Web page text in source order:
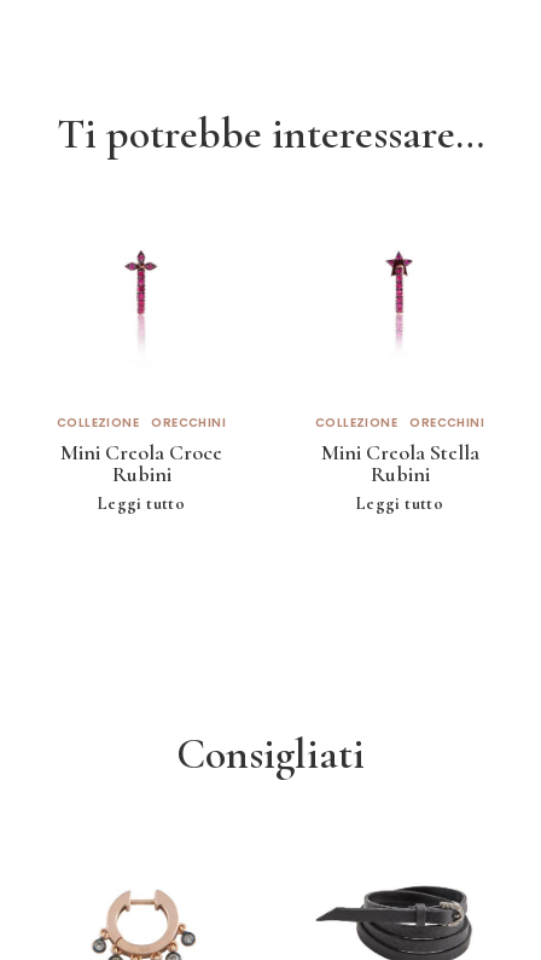
Ti potrebbe interessare…
COLLEZIONE ORECCHINI
Mini Creola Croce
Rubini
Leggi tutto
COLLEZIONE ORECCHINI
Mini Creola Stella
Rubini
Leggi tutto
Consigliati